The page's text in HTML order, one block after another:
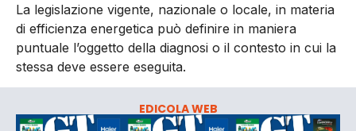
La legislazione vigente, nazionale o locale, in materia
di efficienza energetica può definire in maniera
puntuale l’oggetto della diagnosi o il contesto in cui la
stessa deve essere eseguita.
EDICOLA WEB